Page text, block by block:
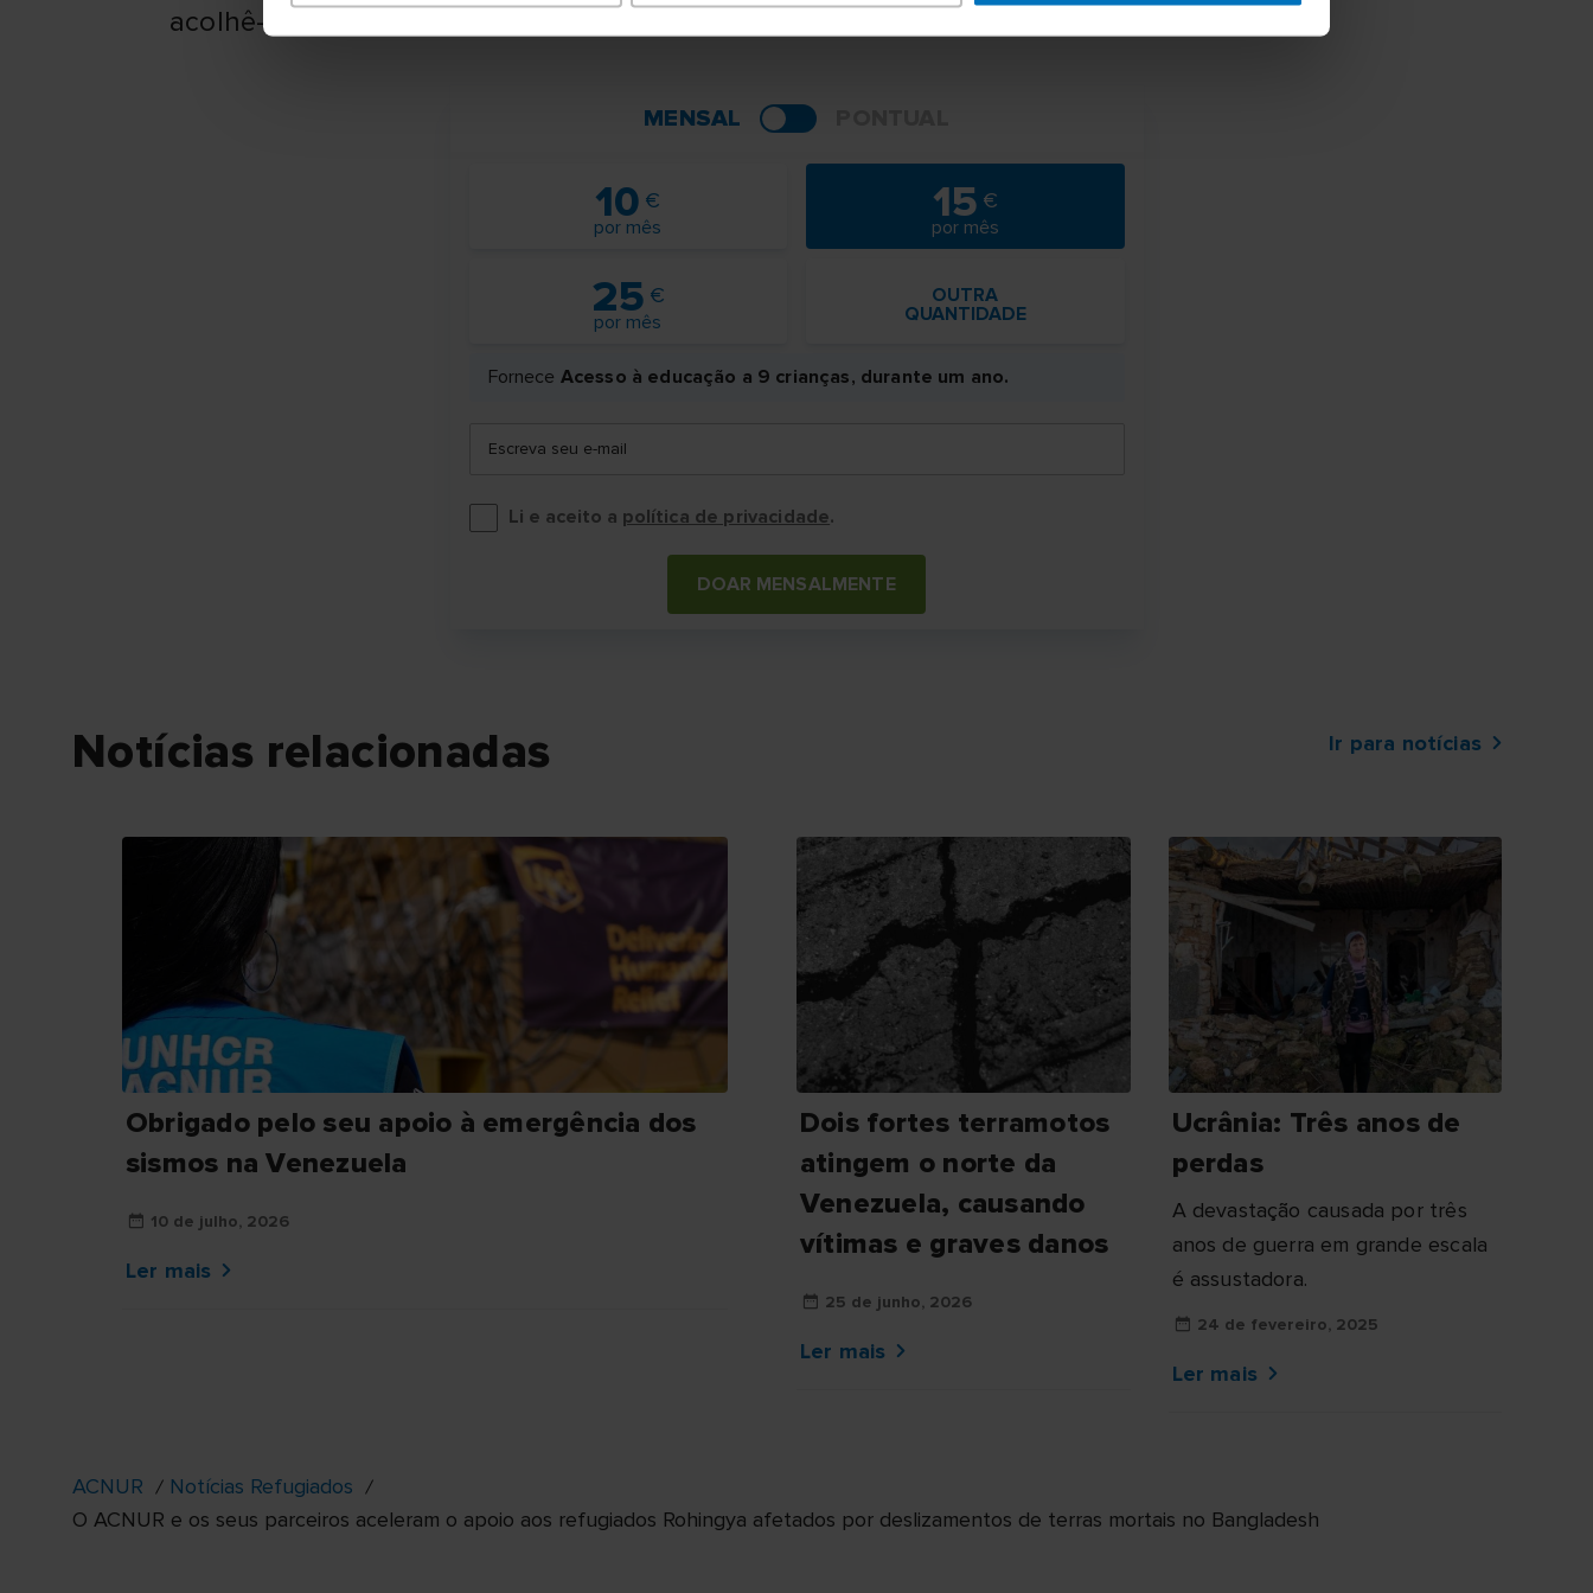
acolhê-los.
MENSAL
10
por mês 15
por mês
25
por mês
OUTRA
QUANTIDADE
Fornece Acesso à educação a 9 crianças, durante um ano.
Escreva seu e-mail
Li e aceito a política de privacidade.
DOAR MENSALMENTE
Notícias relacionadas Ir para notícias
Obrigado pelo seu apoio à emergência dos
sismos na Venezuela
10 de julho, 2026
Ler mais
Dois fortes terramotos
atingem o norte da
Venezuela, causando
vítimas e graves danos
25 de junho, 2026
Ler mais
Ucrânia: Três anos de
perdas
A devastação causada por três
anos de guerra em grande escala
é assustadora.
24 de fevereiro, 2025
Ler mais
ACNUR
Notícias Refugiados
O ACNUR e os seus parceiros aceleram o apoio aos refugiados Rohingya afetados por deslizamentos de terras mortais no Bangladesh